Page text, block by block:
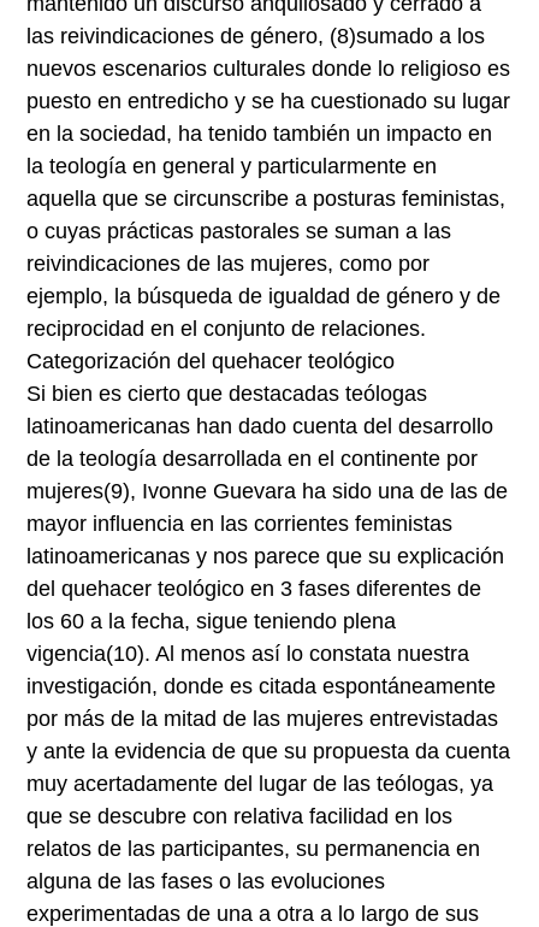
las reivindicaciones de género, (8)sumado a los
nuevos escenarios culturales donde lo religioso es
puesto en entredicho y se ha cuestionado su lugar
en la sociedad, ha tenido también un impacto en
la teología en general y particularmente en
aquella que se circunscribe a posturas feministas,
o cuyas prácticas pastorales se suman a las
reivindicaciones de las mujeres, como por
ejemplo, la búsqueda de igualdad de género y de
reciprocidad en el conjunto de relaciones.
Categorización del quehacer teológico
Si bien es cierto que destacadas teólogas
latinoamericanas han dado cuenta del desarrollo
de la teología desarrollada en el continente por
mujeres(9), Ivonne Guevara ha sido una de las de
mayor influencia en las corrientes feministas
latinoamericanas y nos parece que su explicación
del quehacer teológico en 3 fases diferentes de
los 60 a la fecha, sigue teniendo plena
vigencia(10). Al menos así lo constata nuestra
investigación, donde es citada espontáneamente
por más de la mitad de las mujeres entrevistadas
y ante la evidencia de que su propuesta da cuenta
muy acertadamente del lugar de las teólogas, ya
que se descubre con relativa facilidad en los
relatos de las participantes, su permanencia en
alguna de las fases o las evoluciones
experimentadas de una a otra a lo largo de sus